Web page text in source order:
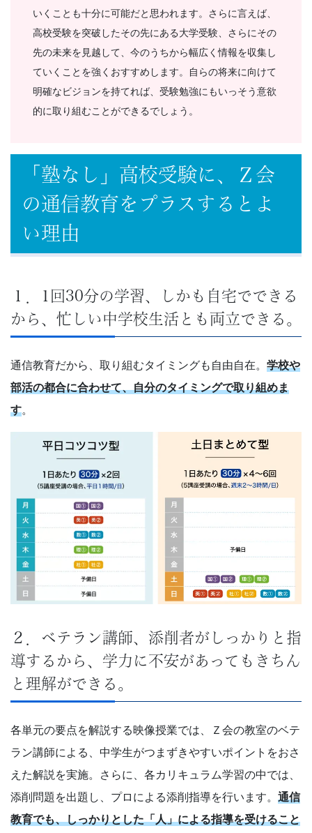
いくことも十分に可能だと思われます。さらに言えば、
高校受験を突破したその先にある大学受験、さらにその
先の未来を見越して、今のうちから幅広く情報を収集し
ていくことを強くおすすめします。自らの将来に向けて
明確なビジョンを持てれば、受験勉強にもいっそう意欲
的に取り組むことができるでしょう。
「塾なし」高校受験に、Ｚ会
の通信教育をプラスするとよ
い理由
１．1回30分の学習、しかも自宅でできる
から、忙しい中学校生活とも両立できる。
通信教育だから、取り組むタイミングも自由自在。 学校や
部活の都合に合わせて、自分のタイミングで取り組めま
す。
２．ベテラン講師、添削者がしっかりと指
導するから、学力に不安があってもきちん
と理解ができる。
各単元の要点を解説する映像授業では、Ｚ会の教室のベテ
ラン講師による、中学生がつまずきやすいポイントをおさ
えた解説を実施。さらに、各カリキュラム学習の中では、
添削問題を出題し、プロによる添削指導を行います。 通信
教育でも、しっかりとした「人」による指導を受けること